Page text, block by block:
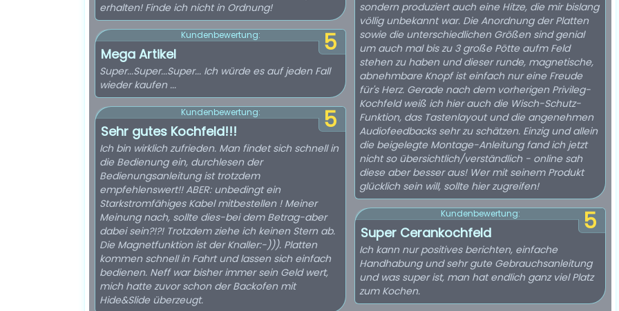
erhalten! Finde ich nicht in Ordnung!
5
Kundenbewertung:
Mega Artikel
Super...Super...Super... Ich würde es auf jeden Fall
wieder kaufen ...
5
Kundenbewertung:
Sehr gutes Kochfeld!!!
Ich bin wirklich zufrieden. Man findet sich schnell in
die Bedienung ein, durchlesen der
Bedienungsanleitung ist trotzdem
empfehlenswert!! ABER: unbedingt ein
Starkstromfähiges Kabel mitbestellen ! Meiner
Meinung nach, sollte dies-bei dem Betrag-aber
dabei sein?!?! Trotzdem ziehe ich keinen Stern ab.
Die Magnetfunktion ist der Knaller:-))). Platten
kommen schnell in Fahrt und lassen sich einfach
bedienen. Neff war bisher immer sein Geld wert,
mich hatte zuvor schon der Backofen mit
Hide&Slide überzeugt.
sondern produziert auch eine Hitze, die mir bislang
völlig unbekannt war. Die Anordnung der Platten
sowie die unterschiedlichen Größen sind genial
um auch mal bis zu 3 große Pötte aufm Feld
stehen zu haben und dieser runde, magnetische,
abnehmbare Knopf ist einfach nur eine Freude
für's Herz. Gerade nach dem vorherigen Privileg-
Kochfeld weiß ich hier auch die Wisch-Schutz-
Funktion, das Tastenlayout und die angenehmen
Audiofeedbacks sehr zu schätzen. Einzig und allein
die beigelegte Montage-Anleitung fand ich jetzt
nicht so übersichtlich/verständlich - online sah
diese aber besser aus! Wer mit seinem Produkt
glücklich sein will, sollte hier zugreifen!
5
Kundenbewertung:
Super Cerankochfeld
Ich kann nur positives berichten, einfache
Handhabung und sehr gute Gebrauchsanleitung
und was super ist, man hat endlich ganz viel Platz
zum Kochen.